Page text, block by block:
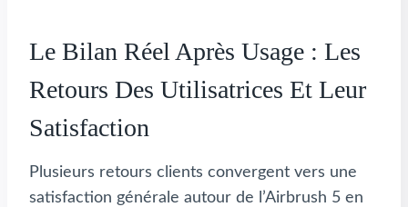
Le Bilan Réel Après Usage : Les
Retours Des Utilisatrices Et Leur
Satisfaction
Plusieurs retours clients convergent vers une
satisfaction générale autour de l’Airbrush 5 en